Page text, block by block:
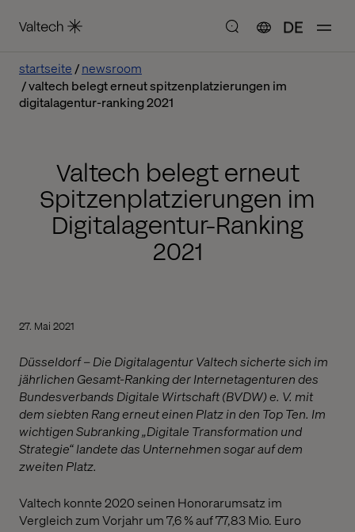
DE
startseite
newsroom
valtech belegt erneut spitzenplatzierungen im
digitalagentur-ranking 2021
Valtech belegt erneut
Spitzenplatzierungen im
Digitalagentur-Ranking
2021
27. Mai 2021
Düsseldorf – Die Digitalagentur Valtech sicherte sich im
jährlichen Gesamt-Ranking der Internetagenturen des
Bundesverbands Digitale Wirtschaft (BVDW) e. V. mit
dem siebten Rang erneut einen Platz in den Top Ten. Im
wichtigen Subranking „Digitale Transformation und
Strategie“ landete das Unternehmen sogar auf dem
zweiten Platz.
Valtech konnte 2020 seinen Honorarumsatz im
Vergleich zum Vorjahr um 7,6 % auf 77,83 Mio. Euro